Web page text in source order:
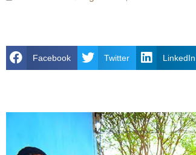
Facebook Twitter LinkedIn